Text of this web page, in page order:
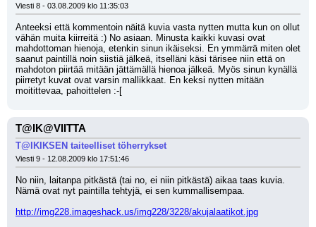
Viesti 8 - 03.08.2009 klo 11:35:03
Anteeksi että kommentoin näitä kuvia vasta nytten mutta kun on ollut
vähän muita kiirreitä :) No asiaan. Minusta kaikki kuvasi ovat
mahdottoman hienoja, etenkin sinun ikäiseksi. En ymmärrä miten olet
saanut paintillä noin siistiä jälkeä, itselläni käsi tärisee niin että on
mahdoton piirtää mitään jättämällä hienoa jälkeä. Myös sinun kynällä
piirretyt kuvat ovat varsin mallikkaat. En keksi nytten mitään
moitittevaa, pahoittelen :-[
T@IK@VIITTA
T@IKIKSEN taiteelliset töherrykset
Viesti 9 - 12.08.2009 klo 17:51:46
No niin, laitanpa pitkästä (tai no, ei niin pitkästä) aikaa taas kuvia.
Nämä ovat nyt paintilla tehtyjä, ei sen kummallisempaa.
http://img228.imageshack.us/img228/3228/akujalaatikot.jpg